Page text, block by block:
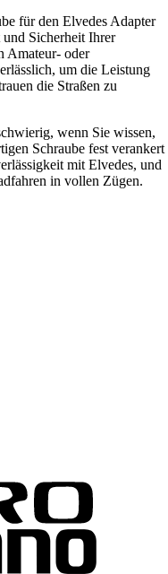
für den Elvedes Adapter
Sicherheit Ihrer
Amateur- oder
um die Leistung
die Straßen zu
wenn Sie wissen,
Schraube fest verankert
mit Elvedes, und
in vollen Zügen.